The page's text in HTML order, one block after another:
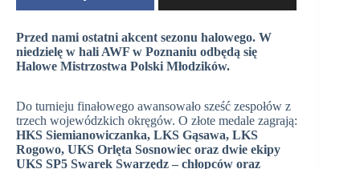
Przed nami ostatni akcent sezonu halowego. W
niedzielę w hali AWF w Poznaniu odbędą się
Halowe Mistrzostwa Polski Młodzików.
Do turnieju finałowego awansowało sześć zespołów z
trzech wojewódzkich okręgów. O złote medale zagrają:
HKS Siemianowiczanka, LKS Gąsawa, LKS
Rogowo, UKS Orlęta Sosnowiec oraz dwie ekipy
UKS SP5 Swarek Swarzędz – chłopców oraz